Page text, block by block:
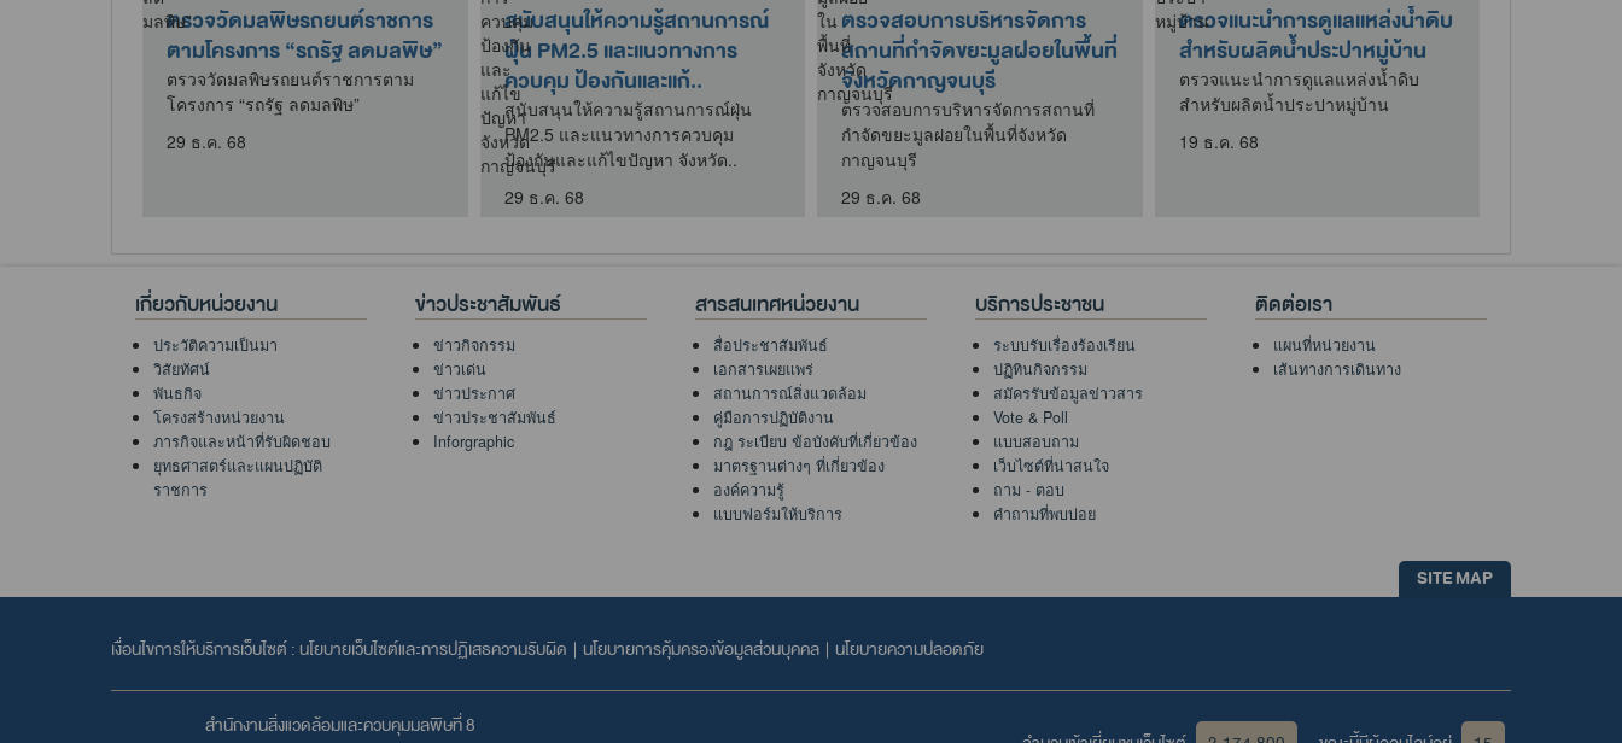
ตรวจวัดมลพิษรถยนต์ราชการ
ตามโครงการ “รถรัฐ ลดมลพิษ”
ตรวจวัดมลพิษรถยนต์ราชการตาม
โครงการ “รถรัฐ ลดมลพิษ”
29 ธ.ค. 68
สนับสนุนให้ความรู้สถานการณ์
ฝุ่น PM2.5 และแนวทางการ
ควบคุม ป้องกันและแก้..
สนับสนุนให้ความรู้สถานการณ์ฝุ่น
PM2.5 และแนวทางการควบคุม
ป้องกันและแก้ไขปัญหา จังหวัด..
29 ธ.ค. 68
ตรวจสอบการบริหารจัดการ
สถานที่กำจัดขยะมูลฝอยในพื้นที่
จังหวัดกาญจนบุรี
ตรวจสอบการบริหารจัดการสถานที่
กำจัดขยะมูลฝอยในพื้นที่จังหวัด
กาญจนบุรี
29 ธ.ค. 68
ตรวจแนะนำการดูแลแหล่งน้ำดิบ
สำหรับผลิตน้ำประปาหมู่บ้าน
ตรวจแนะนำการดูแลแหล่งน้ำดิบ
สำหรับผลิตน้ำประปาหมู่บ้าน
19 ธ.ค. 68
เกี่ยวกับหน่วยงาน
ประวัติความเป็นมา
วิสัยทัศน์
พันธกิจ
โครงสร้างหน่วยงาน
ภารกิจและหน้าที่รับผิดชอบ
ยุทธศาสตร์และแผนปฏิบัติ
ราชการ
ข่าวประชาสัมพันธ์
ข่าวกิจกรรม
ข่าวเด่น
ข่าวประกาศ
ข่าวประชาสัมพันธ์
Inforgraphic
สารสนเทศหน่วยงาน
สื่อประชาสัมพันธ์
เอกสารเผยแพร่
สถานการณ์สิ่งแวดล้อม
คู่มือการปฏิบัติงาน
กฎ ระเบียบ ข้อบังคับที่เกี่ยวข้อง
มาตรฐานต่างๆ ที่เกี่ยวข้อง
องค์ความรู้
แบบฟอร์มให้บริการ
บริการประชาชน
ระบบรับเรื่องร้องเรียน
ปฏิทินกิจกรรม
สมัครรับข้อมูลข่าวสาร
Vote & Poll
แบบสอบถาม
เว็บไซต์ที่น่าสนใจ
ถาม - ตอบ
คำถามที่พบบ่อย
ติดต่อเรา
แผนที่หน่วยงาน
เส้นทางการเดินทาง
SITE MAP
เงื่อนไขการให้บริการเว็บไซต์ : นโยบายเว็บไซต์และการปฏิเสธความรับผิด | นโยบายการคุ้มครองข้อมูลส่วนบุคคล | นโยบายความปลอดภัย
สำนักงานสิ่งแวดล้อมและควบคุมมลพิษที่ 8